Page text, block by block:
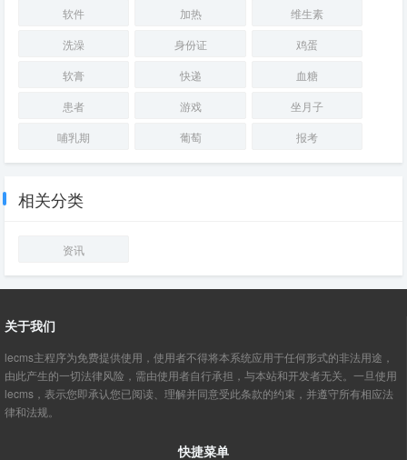
软件
加热
维生素
洗澡
身份证
鸡蛋
软膏
快递
血糖
患者
游戏
坐月子
哺乳期
葡萄 报考
相关分类
资讯
关于我们
lecms主程序为免费提供使用，使用者不得将本系统应用于任何形式的非法用途，
由此产生的一切法律风险，需由使用者自行承担，与本站和开发者无关。一旦使用
lecms，表示您即承认您已阅读、理解并同意受此条款的约束，并遵守所有相应法
律和法规。
快捷菜单